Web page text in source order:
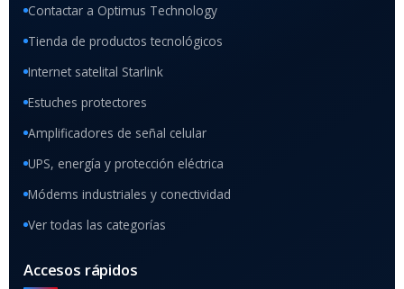
Contactar a Optimus Technology
Tienda de productos tecnológicos
Internet satelital Starlink
Estuches protectores
Amplificadores de señal celular
UPS, energía y protección eléctrica
Módems industriales y conectividad
Ver todas las categorías
Accesos rápidos